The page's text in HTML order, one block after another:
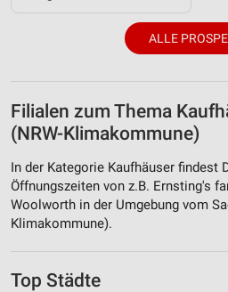
ALLE
Filialen zum Thema
(NRW-Klimakommune)
In der Kategorie Kaufhäuser findest
Öffnungszeiten von z.B. Ernsting's
Woolworth in der Umgebung vom
Klimakommune).
Top Städte